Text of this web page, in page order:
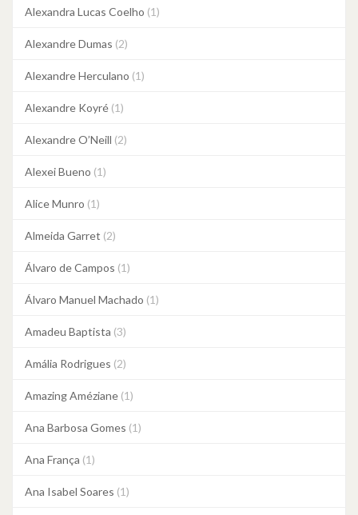
Alexandra Lucas Coelho (1)
Alexandre Dumas (2)
Alexandre Herculano (1)
Alexandre Koyré (1)
Alexandre O’Neill (2)
Alexei Bueno (1)
Alice Munro (1)
Almeida Garret (2)
Álvaro de Campos (1)
Álvaro Manuel Machado (1)
Amadeu Baptista (3)
Amália Rodrigues (2)
Amazing Améziane (1)
Ana Barbosa Gomes (1)
Ana França (1)
Ana Isabel Soares (1)